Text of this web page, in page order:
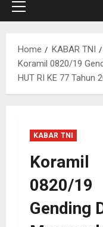
Primary
Home
KABAR TNI
Koramil 0820/19
HUT RI KE 77 Tahun
KABAR TNI
Koramil
0820/19
Gending